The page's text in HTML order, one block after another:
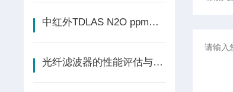
中红外TDLAS N2O ppm级浓度分析系统 - 实验分析
光纤滤波器的性能评估与优化